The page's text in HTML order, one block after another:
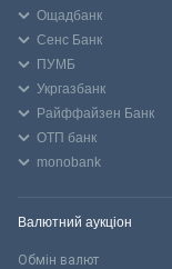
Ощадбанк
Сенс Банк
ПУМБ
Укргазбанк
Райффайзен Банк
ОТП банк
monobank
Валютний аукціон
Обмін валют